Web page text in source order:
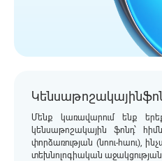
Կենսաթոշակային
Մենք կառավարում ենք
կենսաթոշակային ֆոնդ՝
փորձառության (նոու-հաու),
տեխնոլոգիական